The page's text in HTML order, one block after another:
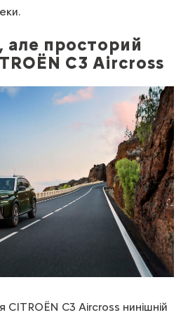
але просторий
С3 Aircross
CITROЁN С3 Aircross нинішній